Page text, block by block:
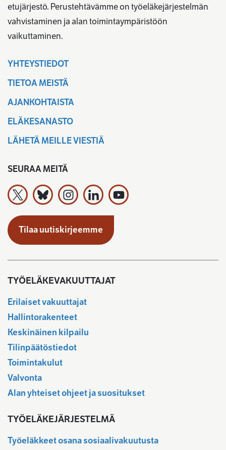
etujärjestö. Perustehtävämme on työeläkejärjestelmän
vahvistaminen ja alan toimintaympäristöön
vaikuttaminen.
YHTEYSTIEDOT
TIETOA MEISTÄ
AJANKOHTAISTA
ELÄKESANASTO
LÄHETÄ MEILLE VIESTIÄ
SEURAA MEITÄ
Työeläkevakuuttajat TELA ry X:ssä
Työeläkevakuuttajat TELA ry Bluesky:ssa
Työeläkevakuuttajat TELA ry
Työeläkevakuuttajat TELA ry
Työeläkevakuuttajat TELA ry
Tilaa uutiskirjeemme
TYÖELÄKEVAKUUTTAJAT
Erilaiset vakuuttajat
Hallintorakenteet
Keskinäinen kilpailu
Tilinpäätöstiedot
Toimintakulut
Valvonta
Alan yhteiset ohjeet ja suositukset
TYÖELÄKEJÄRJESTELMÄ
Työeläkkeet osana sosiaalivakuutusta